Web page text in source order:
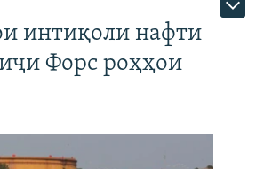
интиқоли нафти
Форс роҳҳои